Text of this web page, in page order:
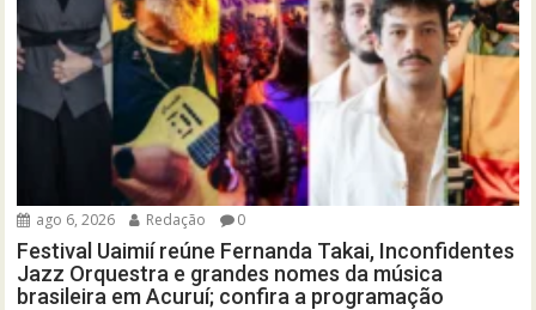
ago 6, 2026 Redação 0
Festival Uaimií reúne Fernanda Takai, Inconfidentes
Jazz Orquestra e grandes nomes da música
brasileira em Acuruí; confira a programação